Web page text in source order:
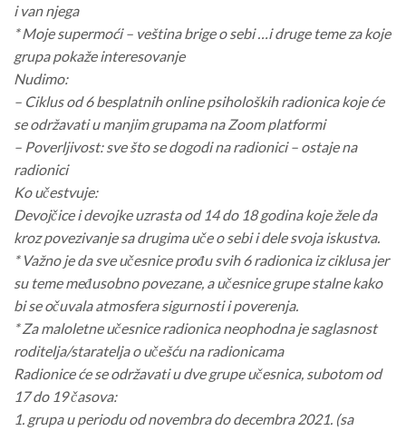
i van njega
* Moje supermoći – veština brige o sebi …i druge teme za koje
grupa pokaže interesovanje
Nudimo:
– Ciklus od 6 besplatnih online psiholoških radionica koje će
se održavati u manjim grupama na Zoom platformi
– Poverljivost: sve što se dogodi na radionici – ostaje na
radionici
Ko učestvuje:
Devojčice i devojke uzrasta od 14 do 18 godina koje žele da
kroz povezivanje sa drugima uče o sebi i dele svoja iskustva.
* Važno je da sve učesnice prođu svih 6 radionica iz ciklusa jer
su teme međusobno povezane, a učesnice grupe stalne kako
bi se očuvala atmosfera sigurnosti i poverenja.
* Za maloletne učesnice radionica neophodna je saglasnost
roditelja/staratelja o učešću na radionicama
Radionice će se održavati u dve grupe učesnica, subotom od
17 do 19 časova:
1. grupa u periodu od novembra do decembra 2021. (sa